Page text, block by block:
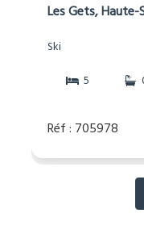
Les Gets,
Ski
5
Réf : 705978